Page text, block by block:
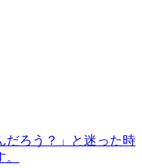
だろう？」と迷った時